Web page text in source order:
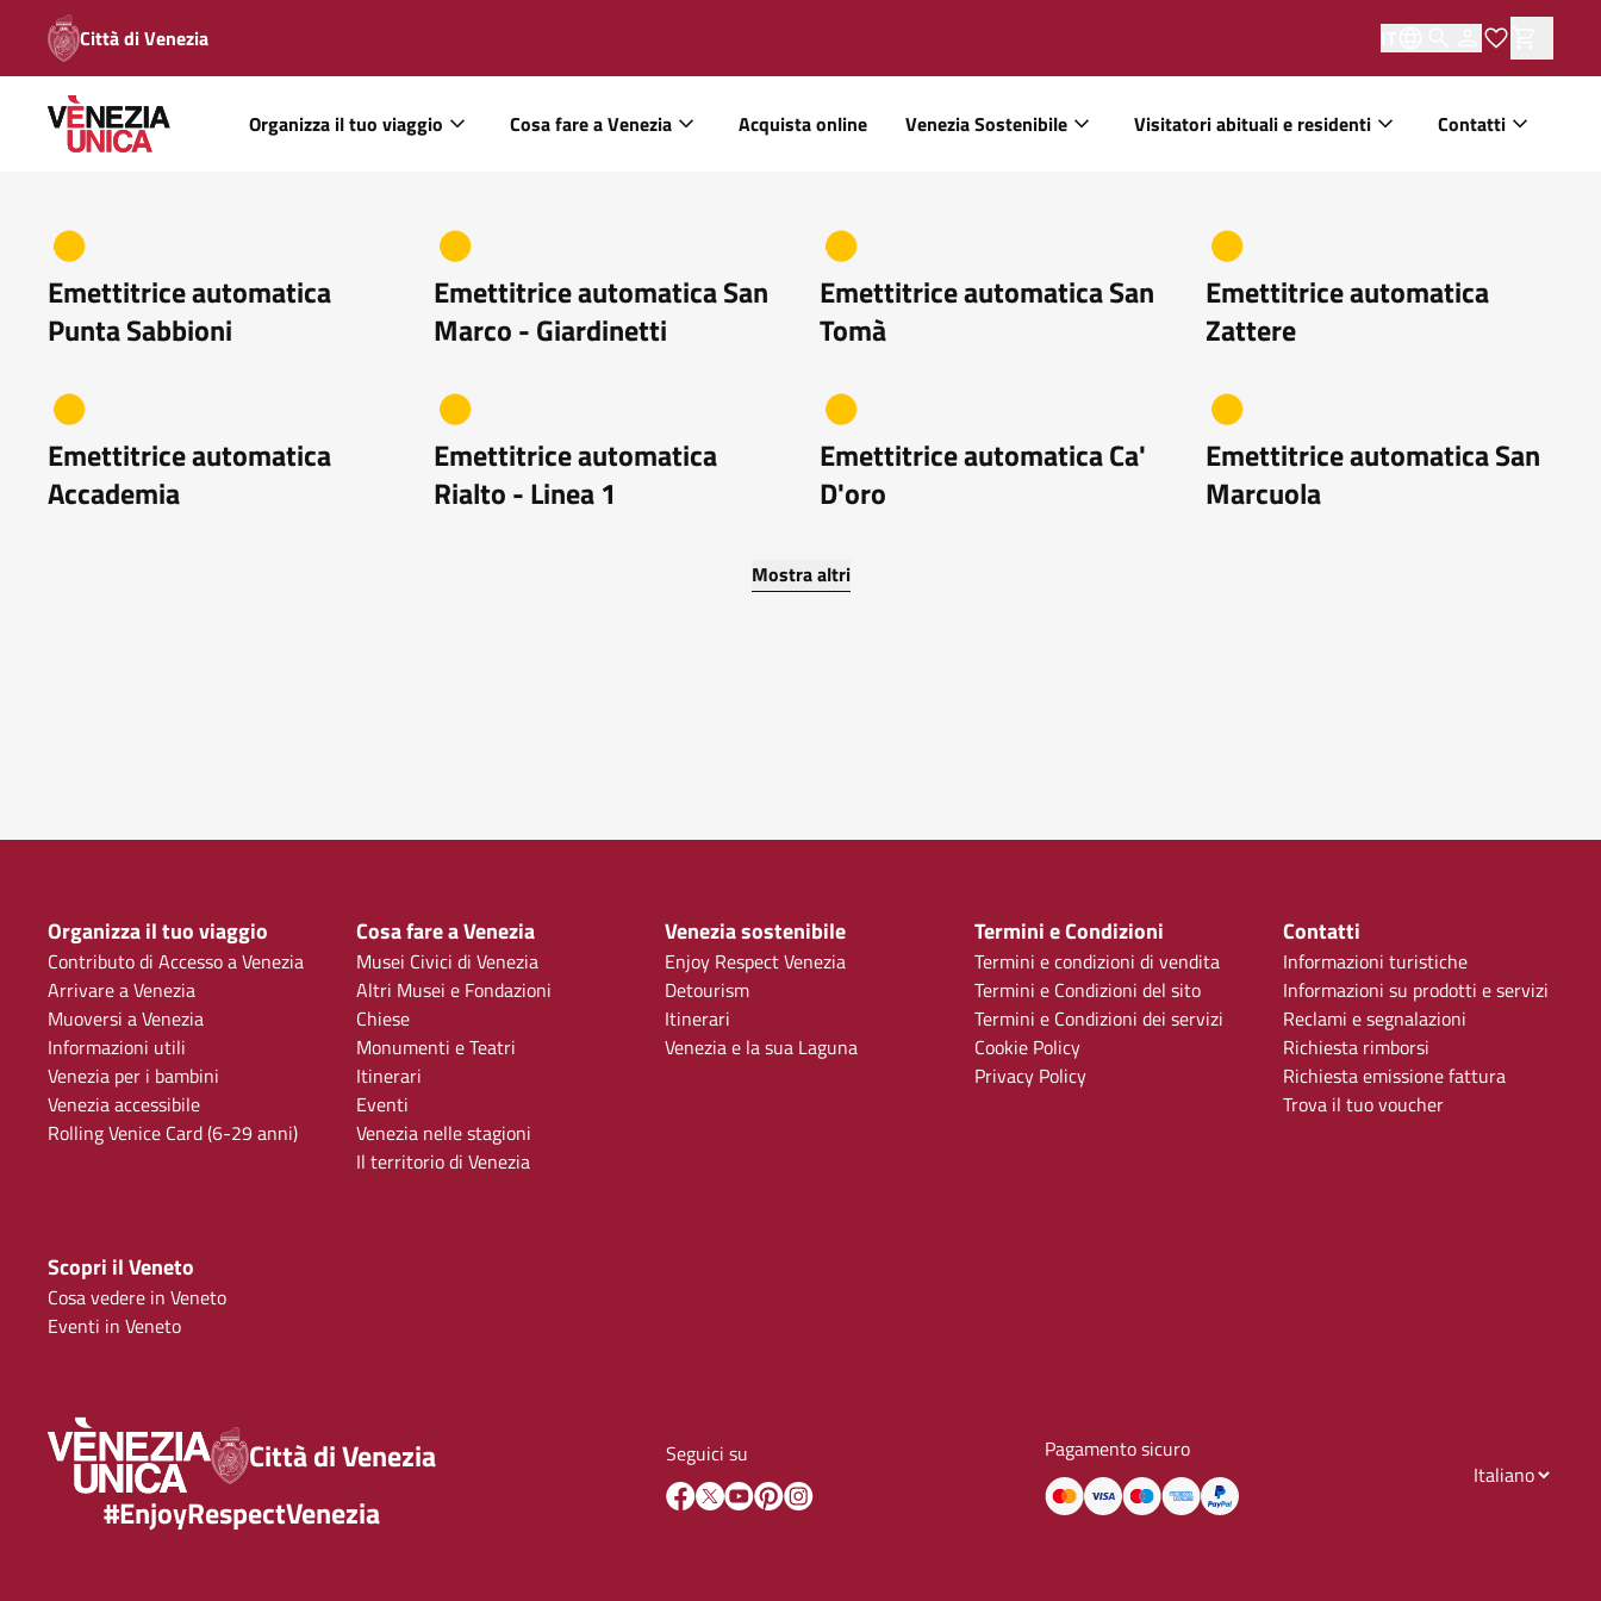
Città di Venezia
Organizza il tuo viaggio Cosa fare a Venezia Acquista online Venezia Sostenibile Visitatori abituali e residenti Contatti
Emettitrice automatica
Punta Sabbioni
Emettitrice automatica San
Marco - Giardinetti
Emettitrice automatica San
Tomà
Emettitrice automatica
Zattere
Emettitrice automatica
Accademia
Emettitrice automatica
Rialto - Linea 1
Emettitrice automatica Ca'
D'oro
Emettitrice automatica San
Marcuola
Mostra altri
Organizza il tuo viaggio
Contributo di Accesso a Venezia
Arrivare a Venezia
Muoversi a Venezia
Informazioni utili
Venezia per i bambini
Venezia accessibile
Rolling Venice Card (6-29 anni)
Cosa fare a Venezia
Musei Civici di Venezia
Altri Musei e Fondazioni
Chiese
Monumenti e Teatri
Itinerari
Eventi
Venezia nelle stagioni
Il territorio di Venezia
Venezia sostenibile
Enjoy Respect Venezia
Detourism
Itinerari
Venezia e la sua Laguna
Termini e Condizioni
Termini e condizioni di vendita
Termini e Condizioni del sito
Termini e Condizioni dei servizi
Cookie Policy
Privacy Policy
Contatti
Informazioni turistiche
Informazioni su prodotti e servizi
Reclami e segnalazioni
Richiesta rimborsi
Richiesta emissione fattura
Trova il tuo voucher
Scopri il Veneto
Cosa vedere in Veneto
Eventi in Veneto
Città di Venezia
#EnjoyRespectVenezia
Seguici su Pagamento sicuro